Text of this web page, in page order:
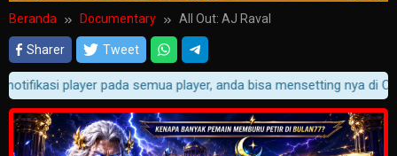
Beranda Documentary All Out: AJ Raval
Sharer Tweet
player pada semua player, anda bisa mensetting nya di